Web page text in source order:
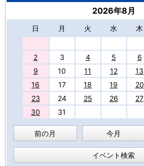
2026年8月
日 月 火 水 木
2
3 4 5 6
9
10 11 12 13
16
17 18 19 20
23
24 25 26 27
30
31
前の月 今月
イベント検索